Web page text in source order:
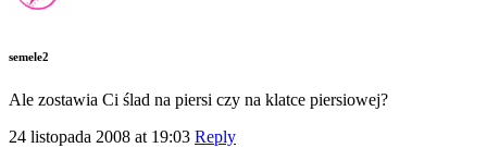
semele2
Ale zostawia Ci ślad na piersi czy na klatce piersiowej?
24 listopada 2008 at 19:03 Reply